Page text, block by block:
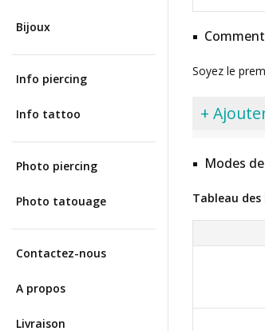
Bijoux
Info piercing
Info tattoo
Photo piercing
Photo tatouage
Contactez-nous
A propos
Livraison
Soyez le
+
Modes
Tableau